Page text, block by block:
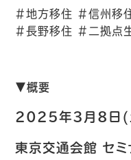
#地方移住 #信州移
#長野移住 #二拠点
▼概要
2025年3月8日(
東京交通会館 セ